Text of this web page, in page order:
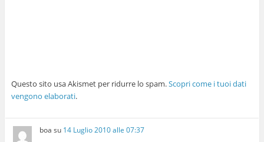
Questo sito usa Akismet per ridurre lo spam.Scopri come i tuoi dati
vengono elaborati.
boa su 14 Luglio 2010 alle 07:37